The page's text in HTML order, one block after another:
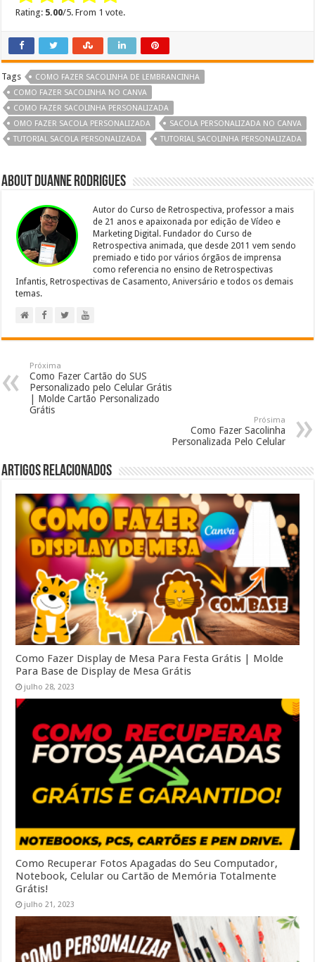
Rating: 5.00/5. From 1 vote.
Tags
COMO FAZER SACOLINHA DE LEMBRANCINHA
COMO FAZER SACOLINHA NO CANVA
COMO FAZER SACOLINHA PERSONALIZADA
OMO FAZER SACOLA PERSONALIZADA
SACOLA PERSONALIZADA NO CANVA
TUTORIAL SACOLA PERSONALIZADA
TUTORIAL SACOLINHA PERSONALIZADA
About Duanne Rodrigues
Autor do Curso de Retrospectiva, professor a mais
de 21 anos e apaixonada por edição de Vídeo e
Marketing Digital. Fundador do Curso de
Retrospectiva animada, que desde 2011 vem sendo
premiado e tido por vários órgãos de imprensa
como referencia no ensino de Retrospectivas
Infantis, Retrospectivas de Casamento, Aniversário e todos os demais
temas.
Próxima
Como Fazer Cartão do SUS
Personalizado pelo Celular Grátis
| Molde Cartão Personalizado
Grátis
Prósima
Como Fazer Sacolinha
Personalizada Pelo Celular
Artigos relacionados
Como Fazer Display de Mesa Para Festa Grátis | Molde
Para Base de Display de Mesa Grátis
julho 28, 2023
Como Recuperar Fotos Apagadas do Seu Computador,
Notebook, Celular ou Cartão de Memória Totalmente
Grátis!
julho 21, 2023